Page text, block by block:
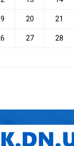
20 21
27 28